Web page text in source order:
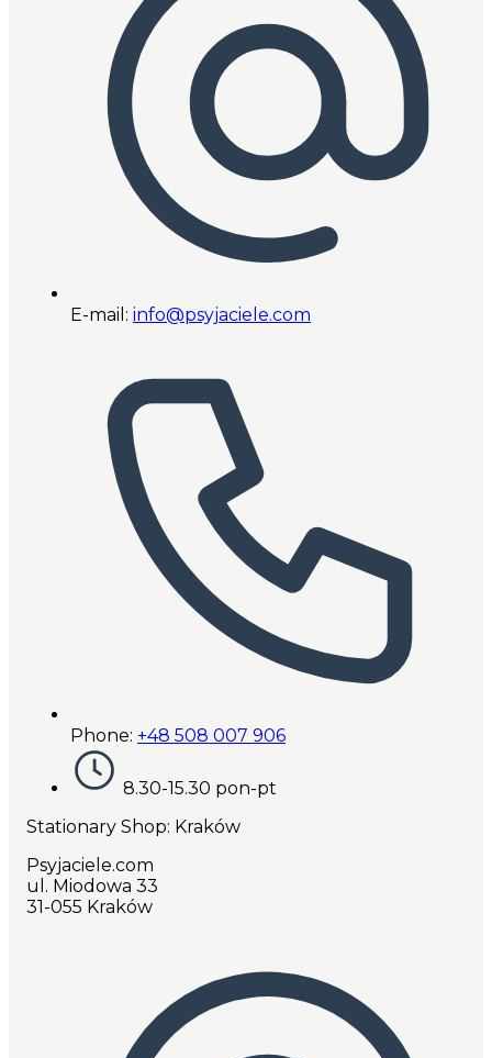
E-mail: info@psyjaciele.com
Phone: +48 508 007 906
8.30-15.30 pon-pt
Stationary Shop: Kraków
Psyjaciele.com
ul. Miodowa 33
31-055 Kraków